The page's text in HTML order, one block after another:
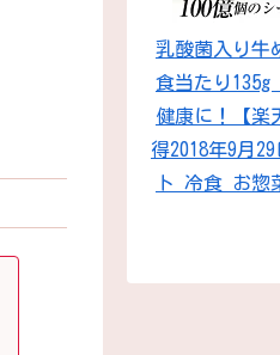
乳酸菌入り牛
食当たり
健康に！【楽
得2018年9月
ト 冷食 お